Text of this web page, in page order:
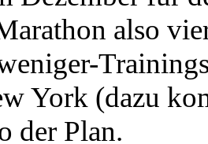
also
York (dazu
der Plan.